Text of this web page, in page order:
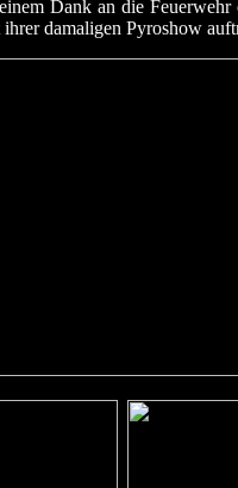
Dank an die
damaligen Pyroshow